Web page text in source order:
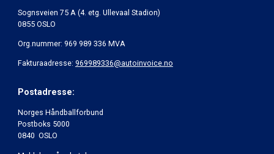
Sognsveien 75 A (4. etg. Ullevaal Stadion)
0855 OSLO
Org.nummer: 969 989 336 MVA
Fakturaadresse: 969989336@autoinvoice.no
Postadresse:
Norges Håndballforbund
Postboks 5000
0840 OSLO